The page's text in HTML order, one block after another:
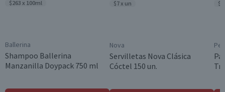
$263 x 100ml
Ballerina
Shampoo Ballerina
Manzanilla Doypack 750 ml
$7 x un
Nova
Servilletas Nova Clásica
Cóctel 150 un.